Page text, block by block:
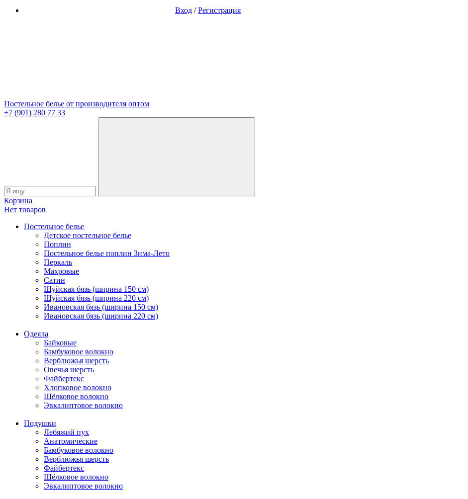
Вход / Регистрация
Постельное белье от производителя оптом
+7 (901) 280 77 33
Корзина
Нет товаров
Постельное белье
Детское постельное белье
Поплин
Постельное белье поплин Зима-Лето
Перкаль
Махровые
Сатин
Шуйская бязь (ширина 150 см)
Шуйская бязь (ширина 220 см)
Ивановская бязь (ширина 150 см)
Ивановская бязь (ширина 220 см)
Одеяла
Байковые
Бамбуковое волокно
Верблюжья шерсть
Овечья шерсть
Файбертекс
Хлопковое волокно
Шёлковое волокно
Эвкалиптовое волокно
Подушки
Лебяжий пух
Анатомические
Бамбуковое волокно
Верблюжья шерсть
Файбертекс
Шёлковое волокно
Эвкалиптовое волокно